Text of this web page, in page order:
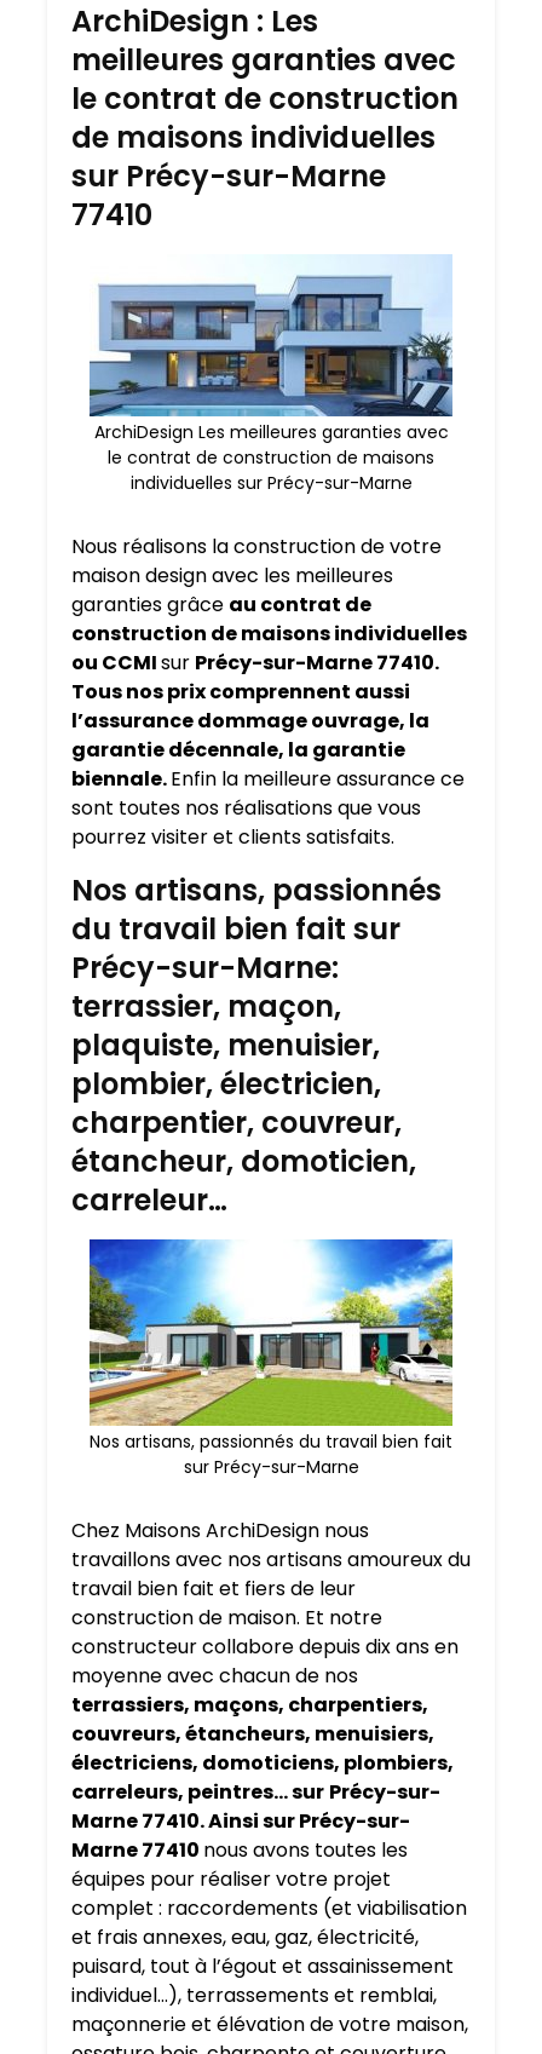
ArchiDesign : Les
meilleures garanties avec
le contrat de construction
de maisons individuelles
sur Précy-sur-Marne
77410
ArchiDesign Les meilleures garanties avec
le contrat de construction de maisons
individuelles sur Précy-sur-Marne
Nous réalisons la construction de votre
maison design avec les meilleures
garanties grâce au contrat de
construction de maisons individuelles
ou CCMIsur Précy-sur-Marne 77410.
Tous nos prix comprennent aussi
l’assurance dommage ouvrage, la
garantie décennale, la garantie
biennale.Enfin la meilleure assurance ce
sont toutes nos réalisations que vous
pourrez visiter et clients satisfaits.
Nos artisans, passionnés
du travail bien fait sur
Précy-sur-Marne:
terrassier, maçon,
plaquiste, menuisier,
plombier, électricien,
charpentier, couvreur,
étancheur, domoticien,
carreleur…
Nos artisans, passionnés du travail bien fait
sur Précy-sur-Marne
Chez Maisons ArchiDesign nous
travaillons avec nos artisans amoureux du
travail bien fait et fiers de leur
construction de maison. Et notre
constructeur collabore depuis dix ans en
moyenne avec chacun de nos
terrassiers, maçons, charpentiers,
couvreurs, étancheurs, menuisiers,
électriciens, domoticiens, plombiers,
carreleurs, peintres… sur Précy-sur-
Marne 77410. Ainsi sur Précy-sur-
Marne 77410 nous avons toutes les
équipes pour réaliser votre projet
complet : raccordements (et viabilisation
et frais annexes, eau, gaz, électricité,
puisard, tout à l’égout et assainissement
individuel…), terrassements et remblai,
maçonnerie et élévation de votre maison,